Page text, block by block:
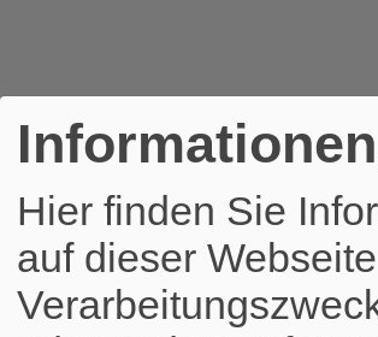
Hier finden Sie
auf dieser